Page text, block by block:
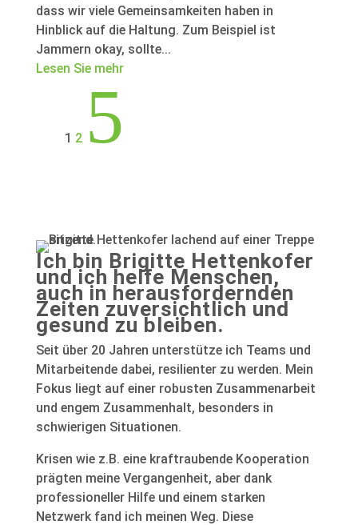
dass wir viele Gemeinsamkeiten haben in
Hinblick auf die Haltung. Zum Beispiel ist
Jammern okay, sollte...
Lesen Sie mehr
1 2 5
Ich bin Brigitte Hettenkofer
und ich helfe Menschen,
auch in herausfordernden
Zeiten zuversichtlich und
gesund zu bleiben.
Seit über 20 Jahren unterstütze ich Teams und
Mitarbeitende dabei, resilienter zu werden. Mein
Fokus liegt auf einer robusten Zusammenarbeit
und engem Zusammenhalt, besonders in
schwierigen Situationen.
Krisen wie z.B. eine kraftraubende Kooperation
prägten meine Vergangenheit, aber dank
professioneller Hilfe und einem starken
Netzwerk fand ich meinen Weg. Diese